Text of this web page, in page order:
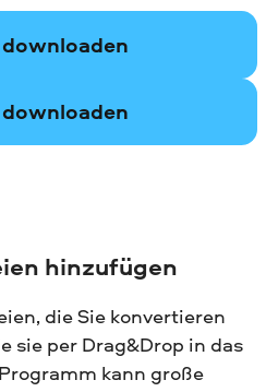
hinzufügen
die Sie konvertieren
sie per Drag&Drop in das
kann große